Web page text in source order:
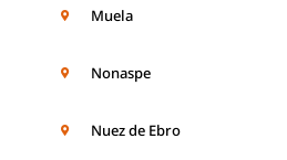
Muela
Nonaspe
Nuez de Ebro